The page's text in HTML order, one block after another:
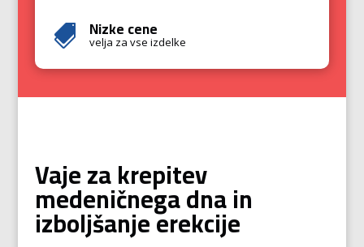
 Nizke cene
velja za vse izdelke
Vaje za krepitev
medeničnega dna in
izboljšanje erekcije